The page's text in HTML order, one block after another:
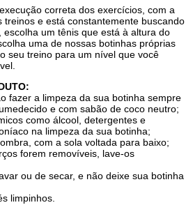
correta dos exercícios, com a
treinos e está constantemente buscando
escolha um tênis que está à altura do
uma de nossas botinhas próprias
seu treino para um nível que você
fazer a limpeza da sua botinha sempre
e com sabão de coco neutro;
como álcool, detergentes e
na limpeza da sua botinha;
com a sola voltada para baixo;
forem removíveis, lave-os
ou de secar, e não deixe sua botinha
limpinhos.